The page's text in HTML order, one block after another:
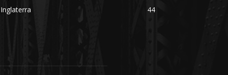
Inglaterra
44